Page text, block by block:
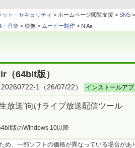
ット・セキュリティ > ホームページ閲覧支援 > SNS>
・音楽 > 映像 > ムービー制作> N Air
（64bit版）
1（26/07/22） インストールアプ
放送”向けライブ放送配信ツール
版のWindows 10以降
め、一部ソフトの価格が異なっている場合があ